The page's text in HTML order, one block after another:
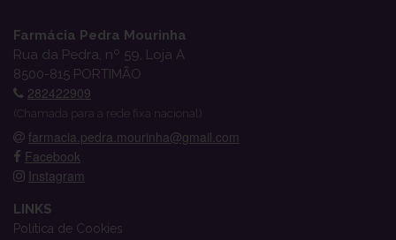
Farmácia Pedra Mourinha
Rua da Pedra, nº 59, Loja A
8500-815 PORTIMÃO
282422909
(Chamada para a rede fixa nacional)
farmacia.pedra.mourinha@gmail.com
Facebook
Instagram
LINKS
Política de Cookies